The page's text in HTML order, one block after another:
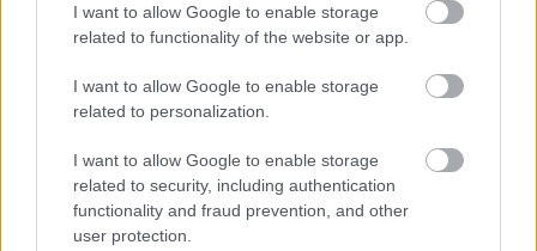
I want to allow Google to enable storage
related to functionality of the website or app.
I want to allow Google to enable storage
related to personalization.
I want to allow Google to enable storage
related to security, including authentication
functionality and fraud prevention, and other
user protection.
Fontos bejelentés a Vidi új stadionjáról
Hivatalosan is az utolsó szakaszához érkezett
a székesfehérvári Sóstói Stadion kivitelezése: